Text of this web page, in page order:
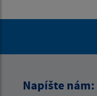
Napíšte nám: